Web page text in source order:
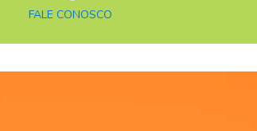
FALE CONOSCO